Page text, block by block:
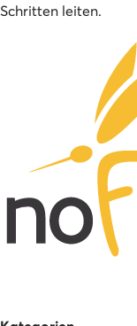
Schritten leiten.